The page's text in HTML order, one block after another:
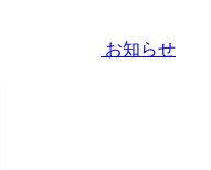
お知らせ